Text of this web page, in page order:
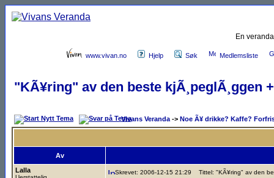
En
www.vivan.no Hjelp Søk Medlemsliste
"KÃ¥ring" av den beste kjÃ¸peglÃ¸ggen
Vivans Veranda -> Noe Ã¥ drikke? Kaffe?
Av
Lalla
Skrevet: 2006-12-15 21:29 Tittel: "KÃ¥ring" av den